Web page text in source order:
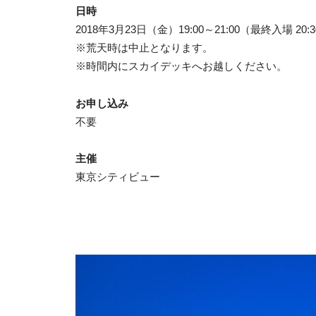
日時
2018年3月23日（金）19:00～21:00（最終入場
※荒天時は中止となります。
※時間内にスカイデッキへお越しください。
お申し込み
不要
主催
東京シティビュー